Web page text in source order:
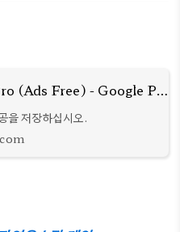
Save Ball Pro (Ads Free) - Google Play 앱
을 저장하십시오.